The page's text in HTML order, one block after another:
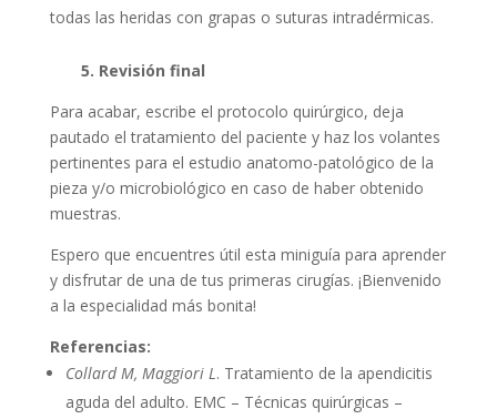
todas las heridas con grapas o suturas intradérmicas.
5. Revisión final
Para acabar, escribe el protocolo quirúrgico, deja
pautado el tratamiento del paciente y haz los volantes
pertinentes para el estudio anatomo-patológico de la
pieza y/o microbiológico en caso de haber obtenido
muestras.
Espero que encuentres útil esta miniguía para aprender
y disfrutar de una de tus primeras cirugías. ¡Bienvenido
a la especialidad más bonita!
Referencias:
Collard M, Maggiori L. Tratamiento de la apendicitis
aguda del adulto. EMC – Técnicas quirúrgicas –